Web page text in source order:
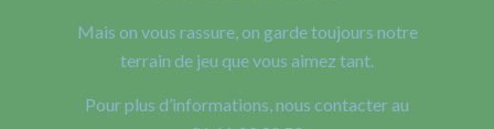
Mais on vous rassure, on garde toujours notre
terrain de jeu que vous aimez tant.
Pour plus d’informations, nous contacter au